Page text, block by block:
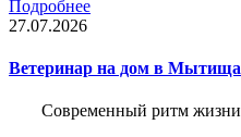
Подробнее
27.07.2026
Ветеринар на дом в
Современный ритм жизни